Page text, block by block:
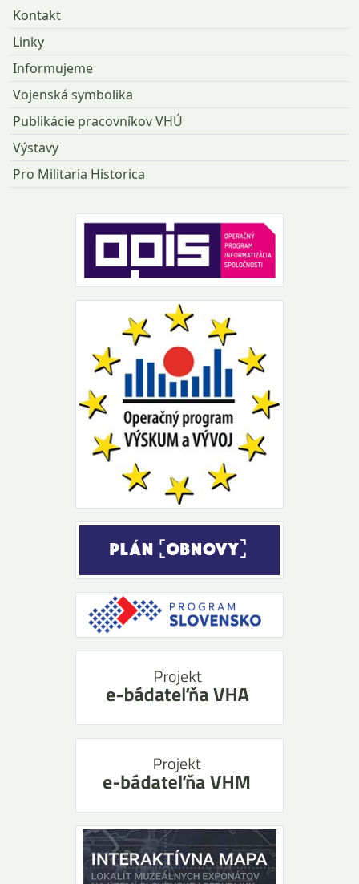
Kontakt
Linky
Informujeme
Vojenská symbolika
Publikácie pracovníkov VHÚ
Výstavy
Pro Militaria Historica